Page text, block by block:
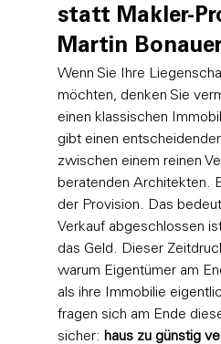
statt Makler-
Martin
Wenn Sie Ihre
möchten, denken Sie
einen klassischen
gibt einen
zwischen einem reinen
beratenden Architekten.
der Provision. Das
Verkauf abgeschlossen
das Geld. Dieser
warum Eigentümer am
als ihre Immobilie
fragen sich am Ende
sicher: haus zu günstig